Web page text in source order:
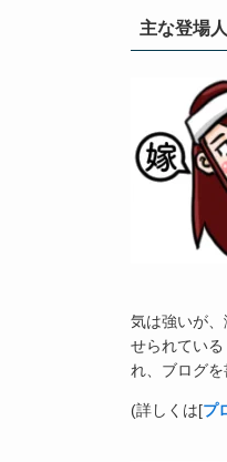
主な登場
気は強いが
せられている
れ、ブログを
(詳しくは[プ